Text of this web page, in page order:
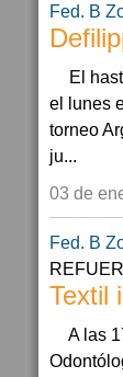
Fed. B
El
el lunes
torneo
ju...
03 de
Fed. B
Textil
A las